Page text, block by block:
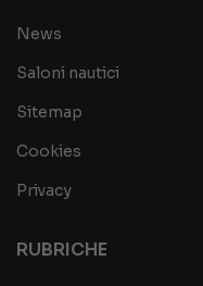
News
Saloni nautici
Sitemap
Cookies
Privacy
RUBRICHE